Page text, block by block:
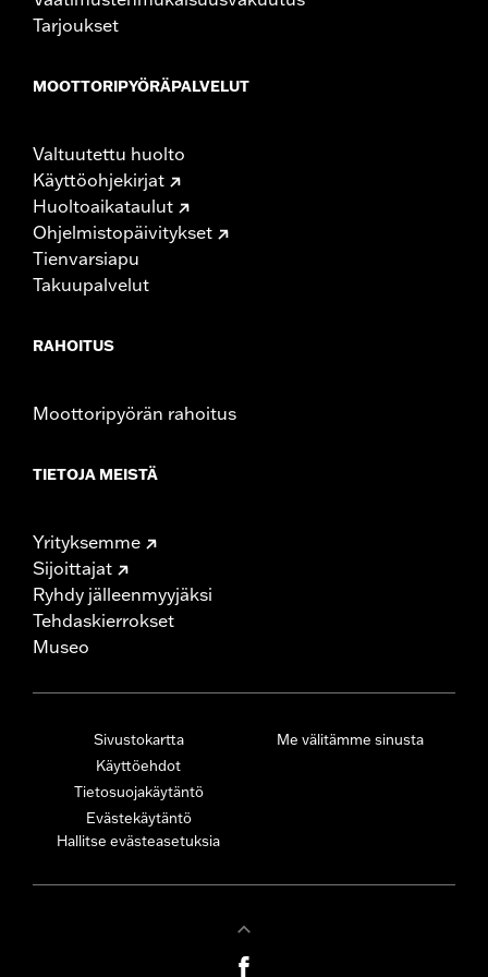
Tarjoukset
MOOTTORIPYÖRÄPALVELUT
Valtuutettu huolto
Käyttöohjekirjat
Huoltoaikataulut
Ohjelmistopäivitykset
Tienvarsiapu
Takuupalvelut
RAHOITUS
Moottoripyörän rahoitus
TIETOJA MEISTÄ
Yrityksemme
Sijoittajat
Ryhdy jälleenmyyjäksi
Tehdaskierrokset
Museo
Sivustokartta
Käyttöehdot
Tietosuojakäytäntö
Evästekäytäntö
Hallitse evästeasetuksia
Me välitämme sinusta